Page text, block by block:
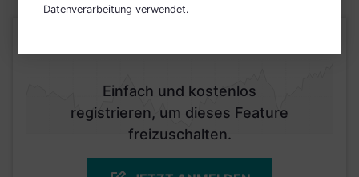
Einfach und kostenlos
registrieren, um dieses Feature
freizuschalten.
Datenverarbeitung verwendet.